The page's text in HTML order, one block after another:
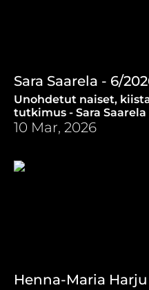
Sara Saarela - 6/
Unohdetut naiset,
tutkimus - Sara Saarela ravistelee
uutuuskirjassaan
10 Mar, 2026
Henna-Maria Harju